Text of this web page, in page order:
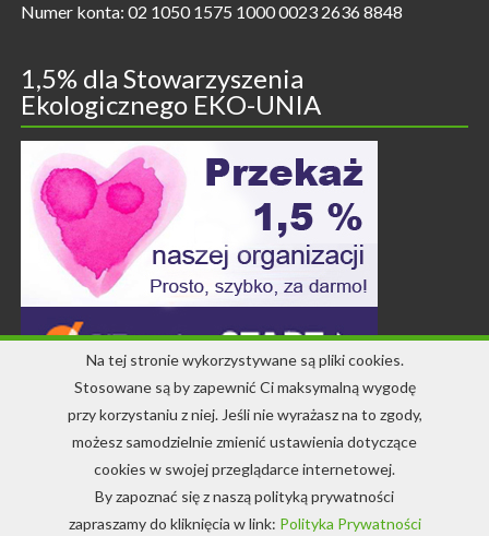
Numer konta: 02 1050 1575 1000 0023 2636 8848
1,5% dla Stowarzyszenia
Ekologicznego EKO-UNIA
Kontakt
info-ekounia@eko.org.pl
Na tej stronie wykorzystywane są pliki cookies.
Stosowane są by zapewnić Ci maksymalną wygodę
przy korzystaniu z niej. Jeśli nie wyrażasz na to zgody,
możesz samodzielnie zmienić ustawienia dotyczące
cookies w swojej przeglądarce internetowej.
By zapoznać się z naszą polityką prywatności
zapraszamy do kliknięcia w link: Polityka Prywatności